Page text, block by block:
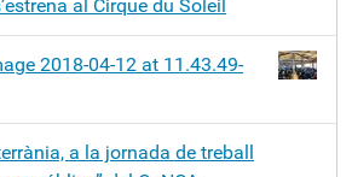
al Cirque du Soleil
2018-04-12 at 11.43.49-
a la jornada de treball